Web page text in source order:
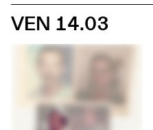
VEN 14.03